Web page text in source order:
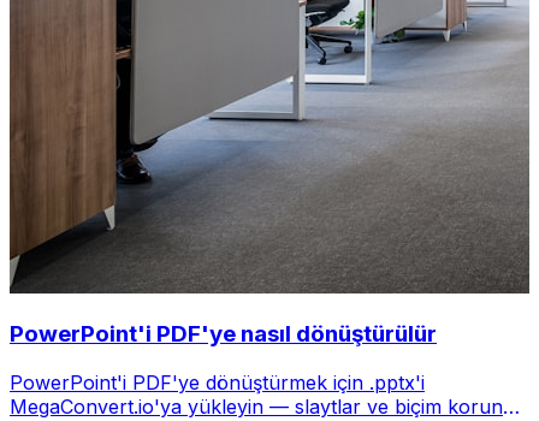
PowerPoint'i PDF'ye nasıl dönüştürülür
PowerPoint'i PDF'ye dönüştürmek için .pptx'i
MegaConvert.io'ya yükleyin — slaytlar ve biçim korunur,